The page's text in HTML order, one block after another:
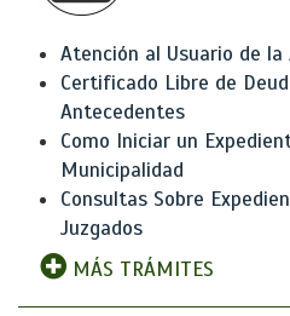
Atención al Usuario de
Certificado Libre de
Antecedentes
Como Iniciar un
Municipalidad
Consultas Sobre
Juzgados
MÁS TRÁMITES